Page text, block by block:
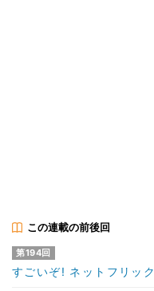
この連載の前後回
第194回
すごいぞ! ネットフリッ